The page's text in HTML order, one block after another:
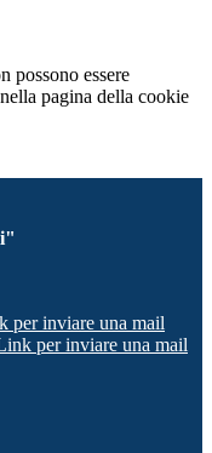
possono essere
pagina della cookie
per inviare una mail
per inviare una mail